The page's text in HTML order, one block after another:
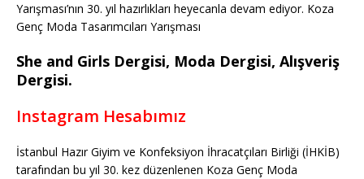
Yarışması’nın 30. yıl hazırlıkları heyecanla devam ediyor. Koza
Genç Moda Tasarımcıları Yarışması
She and Girls Dergisi, Moda Dergisi, Alışveriş
Dergisi.
Instagram Hesabımız
İstanbul Hazır Giyim ve Konfeksiyon İhracatçıları Birliği (İHKİB)
tarafından bu yıl 30. kez düzenlenen Koza Genç Moda